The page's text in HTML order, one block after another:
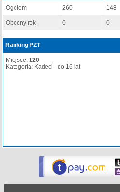
Ogółem 260 148
Obecny rok 0 0
Ranking PZT
Miejsce: 120
Kategoria: Kadeci - do 16 lat